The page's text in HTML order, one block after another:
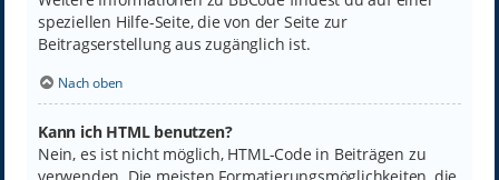
speziellen Hilfe-Seite, die von der Seite zur
Beitragserstellung aus zugänglich ist.
Nach oben
Kann ich HTML benutzen?
Nein, es ist nicht möglich, HTML-Code in Beiträgen zu